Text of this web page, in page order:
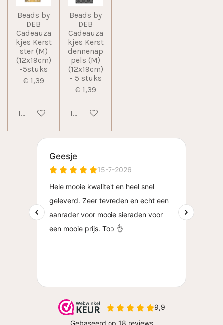
Beads by
DEB
Cadeauza
kjes Kerst
ster (M)
(12x19cm)
-5stuks
€ 1,39
In winkelwagen
Beads by
DEB
Cadeauza
kjes Kerst
dennenap
pels (M)
(12x19cm)
- 5 stuks
€ 1,39
In winkelwagen